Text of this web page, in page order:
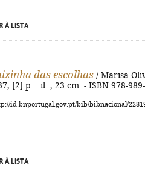
À LISTA
das escolhas / Marisa
[2] p. : il. ; 23 cm. - ISBN 978-
id.bnportugal.gov.pt/bib/bibnacional/
À LISTA